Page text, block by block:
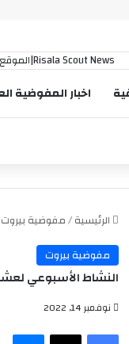
اخبار المفوضية
الرئيسية/مفوضية بيروت
مفوضية بيروت
النشاط الأسبوعي
نوفمبر 14, 2022
فيسبوك
‫X